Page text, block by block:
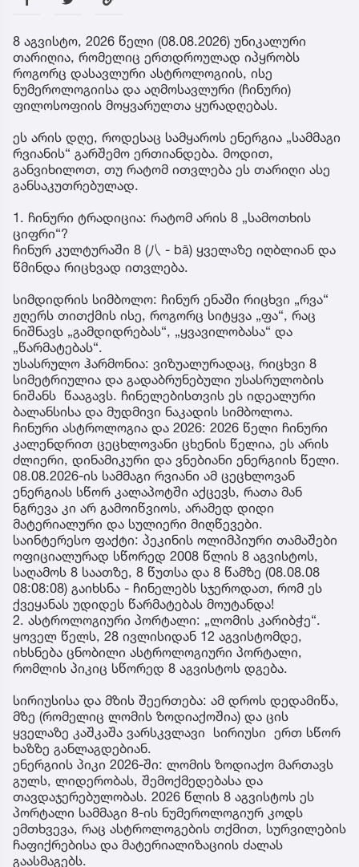
8 აგვისტო, 2026 წელი (08.08.2026) უნიკალური
თარიღია, რომელიც ერთდროულად იპყრობს
როგორც დასავლური ასტროლოგიის, ისე
ნუმეროლოგიისა და აღმოსავლური (ჩინური)
ფილოსოფიის მოყვარულთა ყურადღებას.
ეს არის დღე, როდესაც სამყაროს ენერგია „სამმაგი
რვიანის“ გარშემო ერთიანდება. მოდით,
განვიხილოთ, თუ რატომ ითვლება ეს თარიღი ასე
განსაკუთრებულად.
1. ჩინური ტრადიცია: რატომ არის 8 „სამოთხის
ციფრი“?
ჩინურ კულტურაში 8 (八 - bā) ყველაზე იღბლიან და
წმინდა რიცხვად ითვლება.
სიმდიდრის სიმბოლო: ჩინურ ენაში რიცხვი „რვა“
ჟღერს თითქმის ისე, როგორც სიტყვა „ფა“, რაც
ნიშნავს „გამდიდრებას“, „ყვავილობასა“ და
„წარმატებას“.
უსასრულო ჰარმონია: ვიზუალურადაც, რიცხვი 8
სიმეტრიულია და გადაბრუნებული უსასრულობის
ნიშანს წააგავს. ჩინელებისთვის ეს იდეალური
ბალანსისა და მუდმივი ნაკადის სიმბოლოა.
ჩინური ასტროლოგია და 2026: 2026 წელი ჩინური
კალენდრით ცეცხლოვანი ცხენის წელია, ეს არის
ძლიერი, დინამიკური და ვნებიანი ენერგიის წელი.
08.08.2026-ის სამმაგი რვიანი ამ ცეცხლოვან
ენერგიას სწორ კალაპოტში აქცევს, რათა მან
ნგრევა კი არ გამოიწვიოს, არამედ დიდი
მატერიალური და სულიერი მიღწევები.
საინტერესო ფაქტი: პეკინის ოლიმპიური თამაშები
ოფიციალურად სწორედ 2008 წლის 8 აგვისტოს,
საღამოს 8 საათზე, 8 წუთსა და 8 წამზე (08.08.08
08:08:08) გაიხსნა - ჩინელებს სჯეროდათ, რომ ეს
ქვეყანას უდიდეს წარმატებას მოუტანდა!
2. ასტროლოგიური პორტალი: „ლომის კარიბჭე“.
ყოველ წელს, 28 ივლისიდან 12 აგვისტომდე,
იხსნება ცნობილი ასტროლოგიური პორტალი,
რომლის პიკიც სწორედ 8 აგვისტოს დგება.
სირიუსისა და მზის შეერთება: ამ დროს დედამიწა,
მზე (რომელიც ლომის ზოდიაქოშია) და ცის
ყველაზე კაშკაშა ვარსკვლავი სირიუსი ერთ სწორ
ხაზზე განლაგდებიან.
ენერგიის პიკი 2026-ში: ლომის ზოდიაქო მართავს
გულს, ლიდერობას, შემოქმედებასა და
თავდაჯერებულობას. 2026 წლის 8 აგვისტოს ეს
პორტალი სამმაგი 8-ის ნუმეროლოგიურ კოდს
ემთხვევა, რაც ასტროლოგების თქმით, სურვილების
ჩაფიქრებისა და მატერიალიზაციის ძალას
გაასმაგებს.